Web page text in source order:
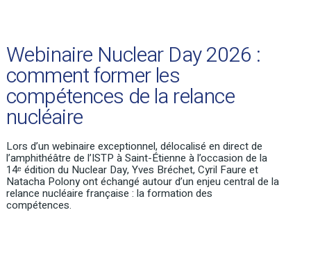
Webinaire Nuclear Day 2026 :
comment former les
compétences de la relance
nucléaire
Lors d’un webinaire exceptionnel, délocalisé en direct de
l’amphithéâtre de l’ISTP à Saint-Étienne à l’occasion de la
14ᵉédition du Nuclear Day, Yves Bréchet, Cyril Faure et
Natacha Polonyont échangé autour d’un enjeu central de la
relance nucléaire française : la formation des
compétences.